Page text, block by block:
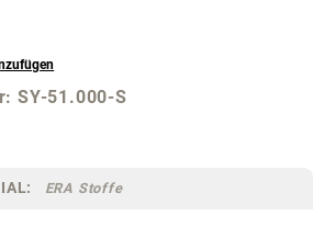
SY-51.000-S
ERA Stoffe